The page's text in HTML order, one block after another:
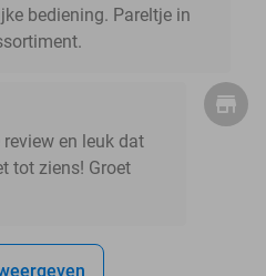
bediening. Pareltje in
en leuk dat
tot ziens! Groet